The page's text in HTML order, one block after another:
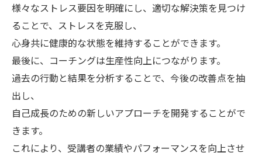
様々なストレス要因を明確にし、適切な解決策を見つけ
ることで、ストレスを克服し、
心身共に健康的な状態を維持することができます。
最後に、コーチングは生産性向上につながります。
過去の行動と結果を分析することで、今後の改善点を抽
出し、
自己成長のための新しいアプローチを開発することがで
きます。
これにより、受講者の業績やパフォーマンスを向上させ